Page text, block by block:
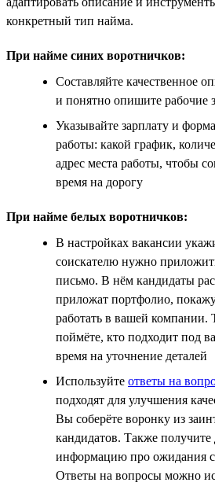
конкретный тип найма.
При найме синих воротничков:
Составляйте качественное
и понятно опишите рабочие
Указывайте зарплату и
работы: какой график,
адрес места работы, чтобы
время на дорогу
При найме белых воротничков:
В настройках вакансии
соискателю нужно
письмо. В нём кандидаты
приложат портфолио,
работать в вашей компании.
поймёте, кто подходит под
время на уточнение деталей
Используйте ответы на
подходят для улучшения
Вы соберёте воронку из
кандидатов. Также
информацию про ожидания
Ответы на вопросы можно